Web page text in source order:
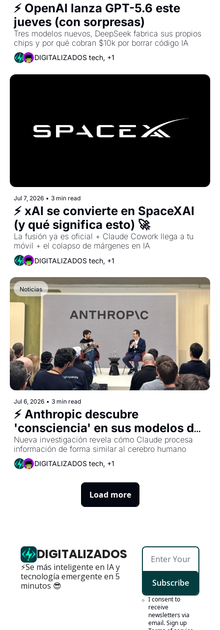
⚡ OpenAI lanza GPT-5.6 este
jueves (con sorpresas)
Tres modelos nuevos, DeepSeek fabrica sus propios
chips y por qué cobran $10k por borrar código IA
DIGITALIZADOS tech, +1
Jul 7, 2026 • 3 min read
⚡ xAI se convierte en SpaceXAI
(y qué significa esto) 🚀
La fusión ya es oficial + Claude Cowork llega a tu
móvil + el colapso de márgenes en IA
DIGITALIZADOS tech, +1
Noticias
Jul 6, 2026 • 3 min read
⚡ Anthropic descubre
'consciencia' en sus modelos de
IA
Nueva investigación revela cómo Claude procesa
información de forma similar al cerebro humano
DIGITALIZADOS tech, +1
Load more
DIGITALIZADOS
⚡Se más inteligente en IA y
tecnología emergente en 5
minutos 😎
Subscribe
I consent to
receive
newsletters via
email. Sign up